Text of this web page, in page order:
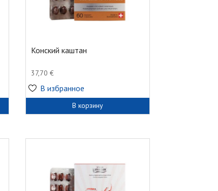
Конский каштан
37,70 €
В избранное
В корзину